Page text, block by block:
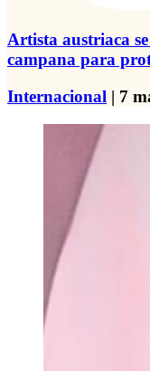
Artista austriaca
campana para
Internacional | 7